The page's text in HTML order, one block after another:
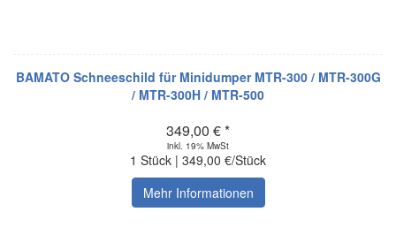
BAMATO Schneeschild für Minidumper MTR-300 / MTR-300G
/ MTR-300H / MTR-500
349,00 € *
inkl. 19% MwSt
1 Stück | 349,00 €/Stück
Mehr Informationen